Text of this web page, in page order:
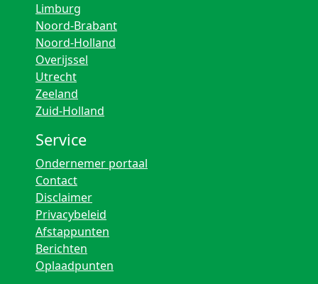
Limburg
Noord-Brabant
Noord-Holland
Overijssel
Utrecht
Zeeland
Zuid-Holland
Service
Ondernemer portaal
Contact
Disclaimer
Privacybeleid
Afstappunten
Berichten
Oplaadpunten